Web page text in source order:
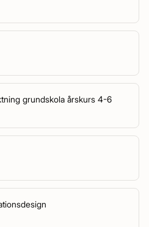
grundskola årskurs 4-6